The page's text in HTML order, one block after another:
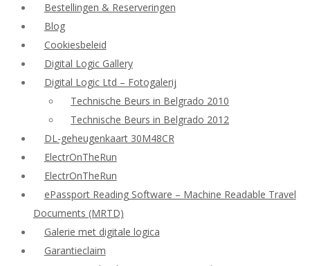
Bestellingen & Reserveringen
Blog
Cookiesbeleid
Digital Logic Gallery
Digital Logic Ltd – Fotogalerij
Technische Beurs in Belgrado 2010
Technische Beurs in Belgrado 2012
DL-geheugenkaart 30M48CR
ElectrOnTheRun
ElectrOnTheRun
ePassport Reading Software – Machine Readable Travel
Documents (MRTD)
Galerie met digitale logica
Garantieclaim